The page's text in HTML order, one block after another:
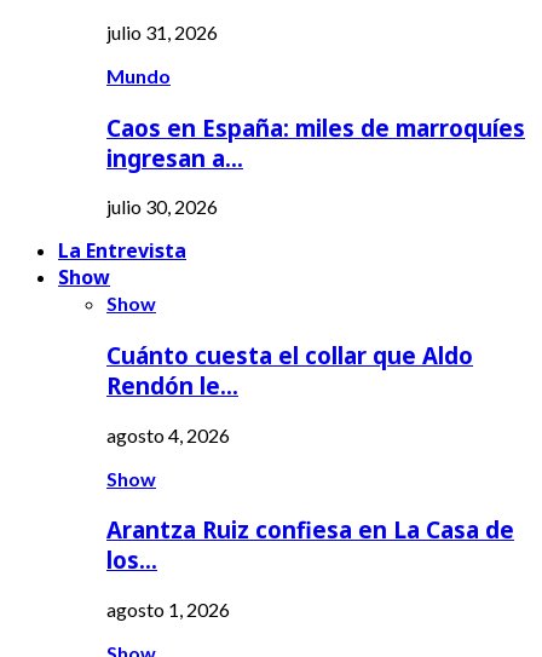
julio 31, 2026
Mundo
Caos en España: miles de marroquíes
ingresan a…
julio 30, 2026
La Entrevista
Show
Show
Cuánto cuesta el collar que Aldo
Rendón le…
agosto 4, 2026
Show
Arantza Ruiz confiesa en La Casa de
los…
agosto 1, 2026